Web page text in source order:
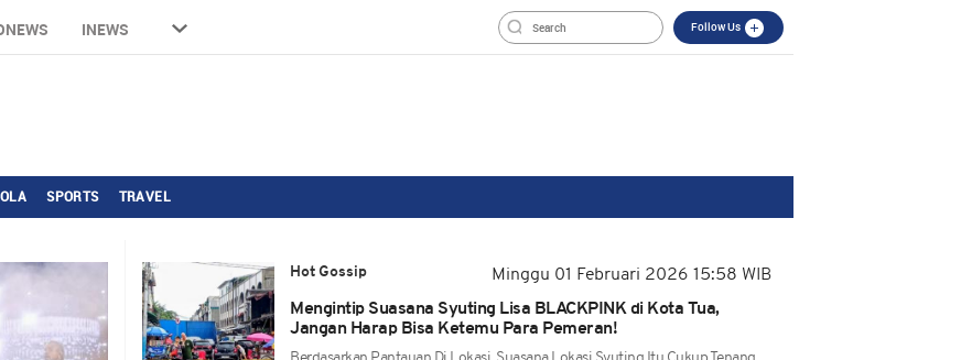
INEWS Follow Us
SPORTS TRAVEL
Hot Gossip
Minggu 01 Februari 2026 15:58 WIB
Mengintip Suasana Syuting Lisa BLACKPINK di Kota Tua,
Jangan Harap Bisa Ketemu Para Pemeran!